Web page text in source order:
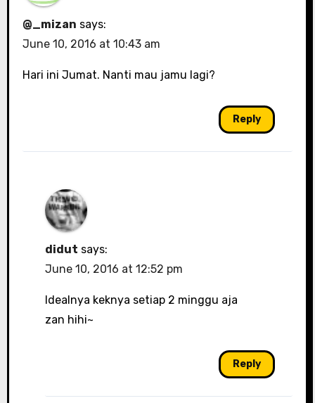
@_mizan says:
June 10, 2016 at 10:43 am
Hari ini Jumat. Nanti mau jamu lagi?
Reply
didut says:
June 10, 2016 at 12:52 pm
Idealnya keknya setiap 2 minggu aja
zan hihi~
Reply